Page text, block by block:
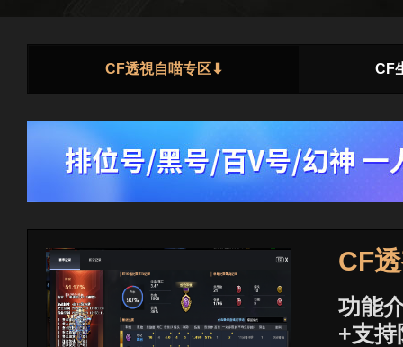
CF透視自喵专区⬇ CF
CF
功能
+支持